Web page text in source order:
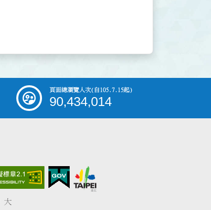
頁面總瀏覽人次(自105.7.15起)
90,434,014
大